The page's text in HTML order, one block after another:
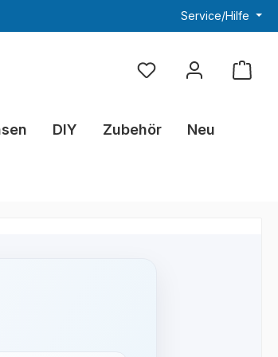
Service/Hilfe
Du hast 0 Produkte
DIY Zubehör Neu